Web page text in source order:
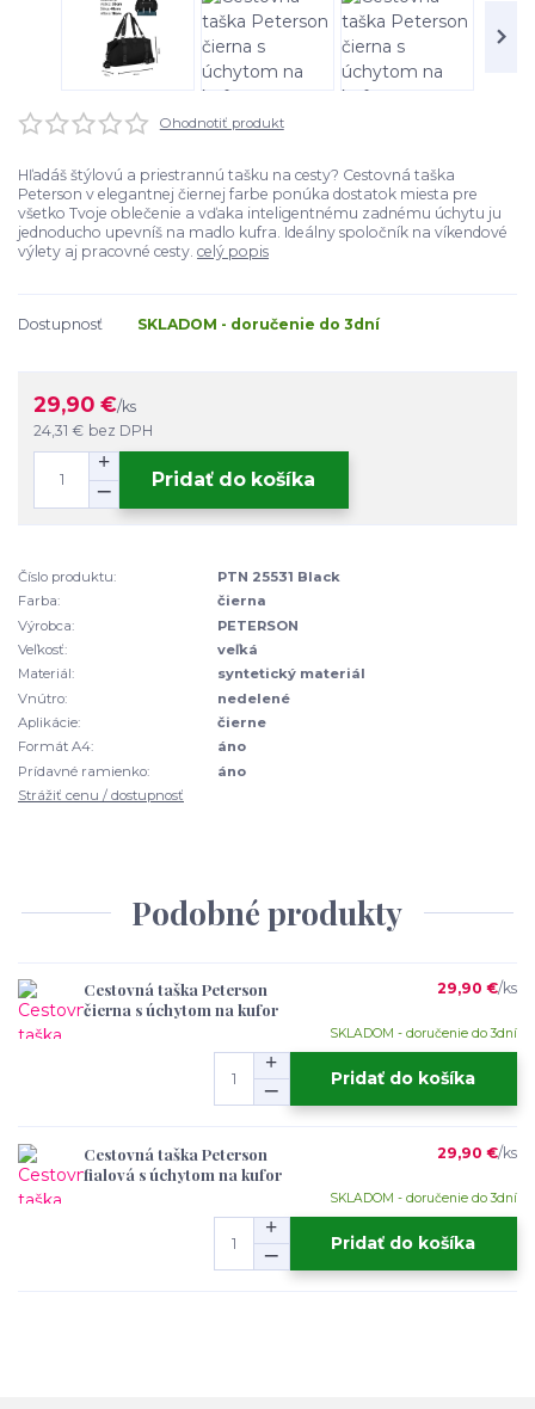
Ohodnotiť produkt
Hľadáš štýlovú a priestrannú tašku na cesty? Cestovná taška
Peterson v elegantnej čiernej farbe ponúka dostatok miesta pre
všetko Tvoje oblečenie a vďaka inteligentnému zadnému úchytu ju
jednoducho upevníš na madlo kufra. Ideálny spoločník na víkendové
výlety aj pracovné cesty. celý popis
Dostupnosť SKLADOM - doručenie do 3dní
29,90 €/ks
24,31 € bez DPH
Pridať do košíka
Číslo produktu:
PTN 25531 Black
Farba:
čierna
Výrobca:
PETERSON
Veľkosť:
veľká
Materiál:
syntetický materiál
Vnútro:
nedelené
Aplikácie:
čierne
Formát A4:
áno
Prídavné ramienko:
áno
Strážiť cenu / dostupnosť
Podobné produkty
Cestovná taška Peterson
čierna s úchytom na kufor
29,90 €/ks
SKLADOM - doručenie do 3dní
Pridať do košíka
Cestovná taška Peterson
fialová s úchytom na kufor
29,90 €/ks
SKLADOM - doručenie do 3dní
Pridať do košíka